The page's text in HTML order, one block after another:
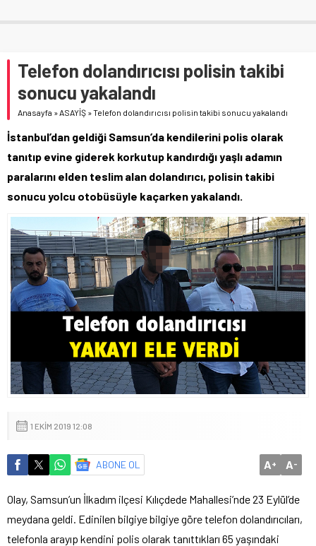
Telefon dolandırıcısı polisin takibi
sonucu yakalandı
Anasayfa »ASAYİŞ »Telefon dolandırıcısı polisin takibi sonucu yakalandı
İstanbul’dan geldiği Samsun’da kendilerini polis olarak
tanıtıp evine giderek korkutup kandırdığı yaşlı adamın
paralarını elden teslim alan dolandırıcı, polisin takibi
sonucu yolcu otobüsüyle kaçarken yakalandı.
1 EKIM 2019 12:08
ABONE OL A+ A-
Olay, Samsun’un İlkadım ilçesi Kılıçdede Mahallesi’nde 23 Eylül’de
meydana geldi. Edinilen bilgiye bilgiye göre telefon dolandırıcıları,
telefonla arayıp kendini polis olarak tanıttıkları 65 yaşındaki